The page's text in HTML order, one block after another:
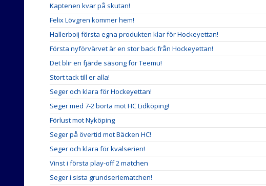
Kaptenen kvar på skutan!
Felix Lövgren kommer hem!
Hallerboij första egna produkten klar för Hockeyettan!
Första nyförvärvet är en stor back från Hockeyettan!
Det blir en fjärde säsong för Teemu!
Stort tack till er alla!
Seger och klara för Hockeyettan!
Seger med 7-2 borta mot HC Lidköping!
Förlust mot Nyköping
Seger på övertid mot Bäcken HC!
Seger och klara för kvalserien!
Vinst i första play-off 2 matchen
Seger i sista grundseriematchen!